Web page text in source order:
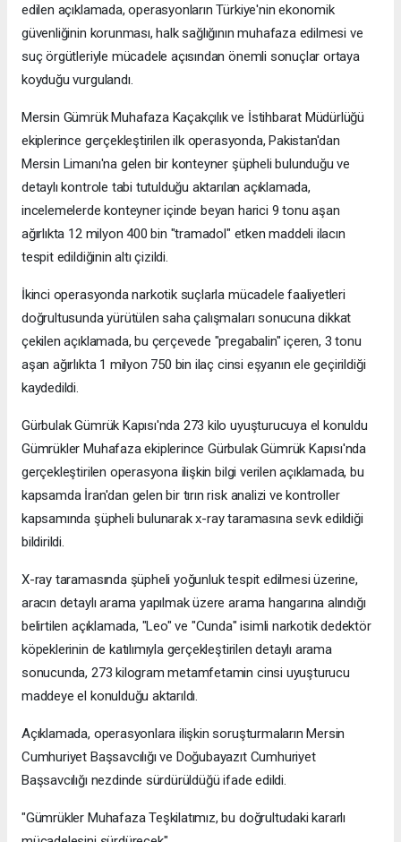
edilen açıklamada, operasyonların Türkiye'nin ekonomik
güvenliğinin korunması, halk sağlığının muhafaza edilmesi ve
suç örgütleriyle mücadele açısından önemli sonuçlar ortaya
koyduğu vurgulandı.
Mersin Gümrük Muhafaza Kaçakçılık ve İstihbarat Müdürlüğü
ekiplerince gerçekleştirilen ilk operasyonda, Pakistan'dan
Mersin Limanı'na gelen bir konteyner şüpheli bulunduğu ve
detaylı kontrole tabi tutulduğu aktarılan açıklamada,
incelemelerde konteyner içinde beyan harici 9 tonu aşan
ağırlıkta 12 milyon 400 bin "tramadol" etken maddeli ilacın
tespit edildiğinin altı çizildi.
İkinci operasyonda narkotik suçlarla mücadele faaliyetleri
doğrultusunda yürütülen saha çalışmaları sonucuna dikkat
çekilen açıklamada, bu çerçevede "pregabalin" içeren, 3 tonu
aşan ağırlıkta 1 milyon 750 bin ilaç cinsi eşyanın ele geçirildiği
kaydedildi.
Gürbulak Gümrük Kapısı'nda 273 kilo uyuşturucuya el konuldu
Gümrükler Muhafaza ekiplerince Gürbulak Gümrük Kapısı'nda
gerçekleştirilen operasyona ilişkin bilgi verilen açıklamada, bu
kapsamda İran'dan gelen bir tırın risk analizi ve kontroller
kapsamında şüpheli bulunarak x-ray taramasına sevk edildiği
bildirildi.
X-ray taramasında şüpheli yoğunluk tespit edilmesi üzerine,
aracın detaylı arama yapılmak üzere arama hangarına alındığı
belirtilen açıklamada, "Leo" ve "Cunda" isimli narkotik dedektör
köpeklerinin de katılımıyla gerçekleştirilen detaylı arama
sonucunda, 273 kilogram metamfetamin cinsi uyuşturucu
maddeye el konulduğu aktarıldı.
Açıklamada, operasyonlara ilişkin soruşturmaların Mersin
Cumhuriyet Başsavcılığı ve Doğubayazıt Cumhuriyet
Başsavcılığı nezdinde sürdürüldüğü ifade edildi.
"Gümrükler Muhafaza Teşkilatımız, bu doğrultudaki kararlı